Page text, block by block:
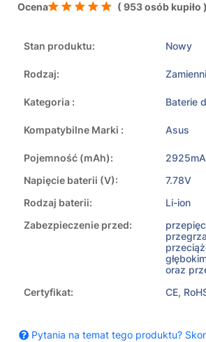
Ocena ( 953 osób kupiło )
Stan produktu: Nowy
Rodzaj:
Kategoria : Baterie
Kompatybilne Marki : Asus
Pojemność (mAh):
Napięcie baterii (V):
7.78V
Rodzaj baterii:
Li-ion
Zabezpieczenie przed:
oraz
Certyfikat:
CE,
Pytania na temat tego produktu?